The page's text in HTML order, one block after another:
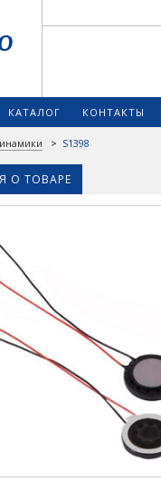
КАТАЛОГ КОНТАКТЫ
> S1398
О ТОВАРЕ